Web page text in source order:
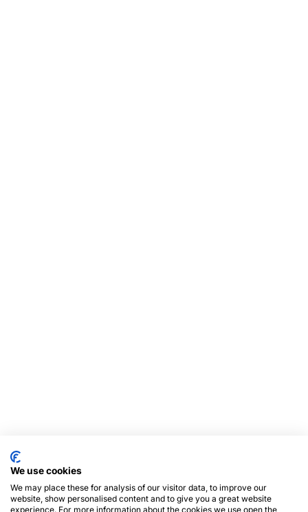
We use cookies
We may place these for analysis of our visitor data, to improve our
website, show personalised content and to give you a great website
experience. For more information about the cookies we use open the